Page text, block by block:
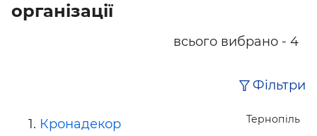
організації
всього вибрано - 4
Фільтри
Тернопіль
Кронадекор